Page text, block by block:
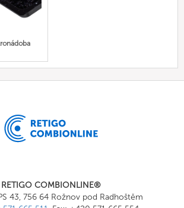
RETIGO COMBIONLINE®
43, 756 64 Rožnov pod Radhoštěm